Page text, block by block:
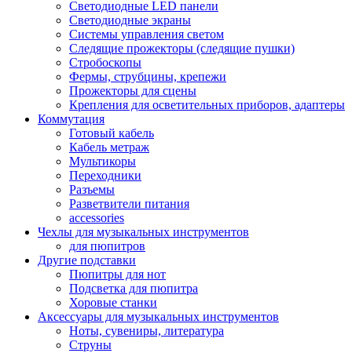
Светодиодные LED панели
Светодиодные экраны
Системы управления светом
Следящие прожекторы (следящие пушки)
Стробоскопы
Фермы, струбцины, крепежи
Прожекторы для сцены
Крепления для осветительных приборов, адаптеры
Коммутация
Готовый кабель
Кабель метраж
Мультикоры
Переходники
Разъемы
Разветвители питания
accessories
Чехлы для музыкальных инструментов
для пюпитров
Другие подставки
Пюпитры для нот
Подсветка для пюпитра
Хоровые станки
Аксессуары для музыкальных инструментов
Ноты, сувениры, литература
Струны